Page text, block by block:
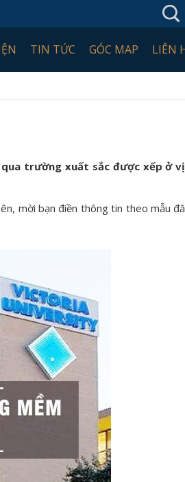
TIN TỨC GÓC MAP LIÊN
trường xuất sắc được xếp ở
mời bạn điền thông tin theo mẫu